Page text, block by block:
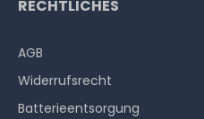
RECHTLICHES
AGB
Widerrufs­recht
Batterieentsorgung